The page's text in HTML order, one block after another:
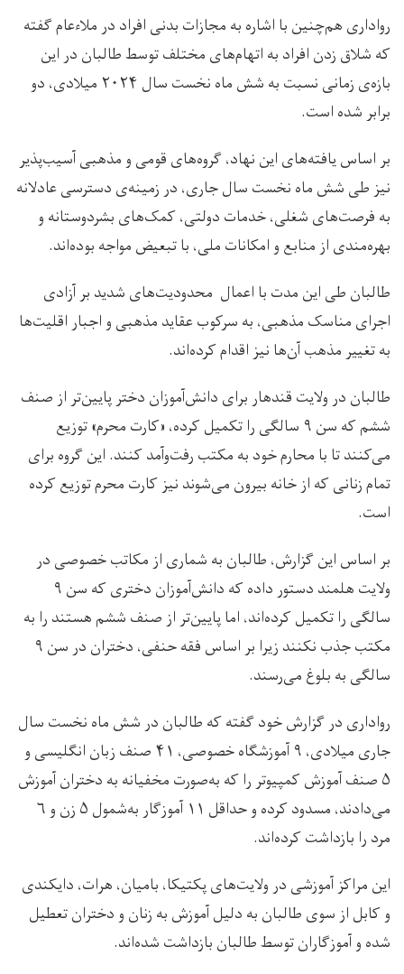
رواداری هم‌چنین با اشاره به مجازات بدنی افراد در ملاءعام گفته
که شلاق زدن افراد به اتهام‌های مختلف توسط طالبان در این
بازه‌ی زمانی نسبت به شش ماه نخست سال ۲۰۲۴ میلادی، دو
برابر شده است.
بر اساس یافته‌های این نهاد، گروه‌هاى قومى و مذهبى آسیب‌پذير
نيز طى شش ماه نخست سال جارى، در زمینه‌ی دسترسى عادلانه
به فرصت‌های شغلى، خدمات دولتى، کمک‌هاى بشردوستانه و
بهره‌مندی از منابع و امكانات ملى، با تبعیض مواجه بوده‌اند.
طالبان طى اين مدت با اعمال محدوديت‌هاى شديد بر آزادى
اجرای مناسک مذهبی، به سركوب عقايد مذهبى و اجبار اقليت‌ها
به تغيير مذهب آن‌ها نيز اقدام کرده‌اند.
طالبان در ولایت قندهار برای دانش‌آموزان دختر پایین‌تر از صنف
ششم که سن ۹ سالگی را تکمیل کرده، «کارت محرم» توزیع
می‌کنند تا با محارم خود به مکتب رفت‌وآمد کنند. این گروه برای
تمام زنانی که از خانه بیرون می‌شوند نیز کارت محرم توزیع کرده
است.
بر اساس این گزارش، طالبان به شماری از مکاتب خصوصی در
ولایت هلمند دستور داده که دانش‌آموزان دختری که سن ۹
سالگی را تکمیل کرده‌اند، اما پایین‌تر از صنف ششم هستند را به
مکتب جذب نکنند زیرا بر اساس فقه حنفی، دختران در سن ۹
سالگی به بلوغ می‌رسند.
رواداری در گزارش خود گفته که طالبان در شش ماه نخست سال
جاری میلادی، ۹ آموزشگاه خصوصی، ۴۱ صنف زبان انگلیسی و
۵ صنف آموزش کمپیوتر را که به‌صورت مخفیانه به دختران آموزش
می‌دادند، مسدود کرده و حداقل ۱۱ آموزگار به‌شمول ۵ زن و ۶
مرد را بازداشت کرده‌اند.
این مراکز آموزشی در ولایت‌های پکتیکا، بامیان، هرات، دایکندی
و کابل از سوی طالبان به دلیل آموزش به زنان و دختران تعطیل
شده و آموزگاران توسط طالبان بازداشت شده‌اند.